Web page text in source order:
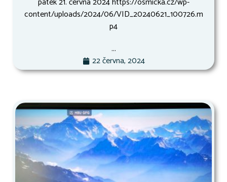
content/uploads/2024/06/VID_20240621_100726.m
p4
...
22 června, 2024